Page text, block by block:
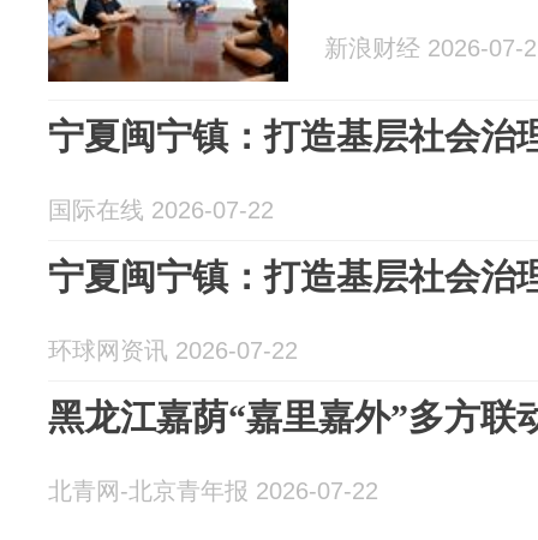
新浪财经 2026-07-
宁夏闽宁镇：打造基层社会治
国际在线 2026-07-22
宁夏闽宁镇：打造基层社会治
环球网资讯 2026-07-22
黑龙江嘉荫“嘉里嘉外”多方联
北青网-北京青年报 2026-07-22